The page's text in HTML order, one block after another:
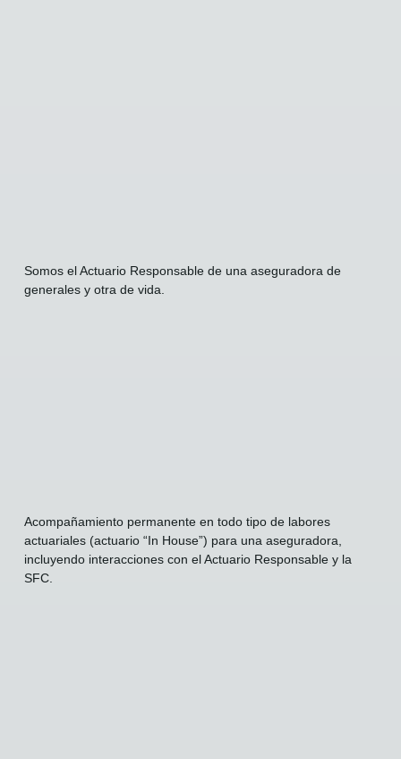
Somos el Actuario Responsable de una aseguradora de
generales y otra de vida.
Acompañamiento permanente en todo tipo de labores
actuariales (actuario “In House”) para una aseguradora,
incluyendo interacciones con el Actuario Responsable y la
SFC.